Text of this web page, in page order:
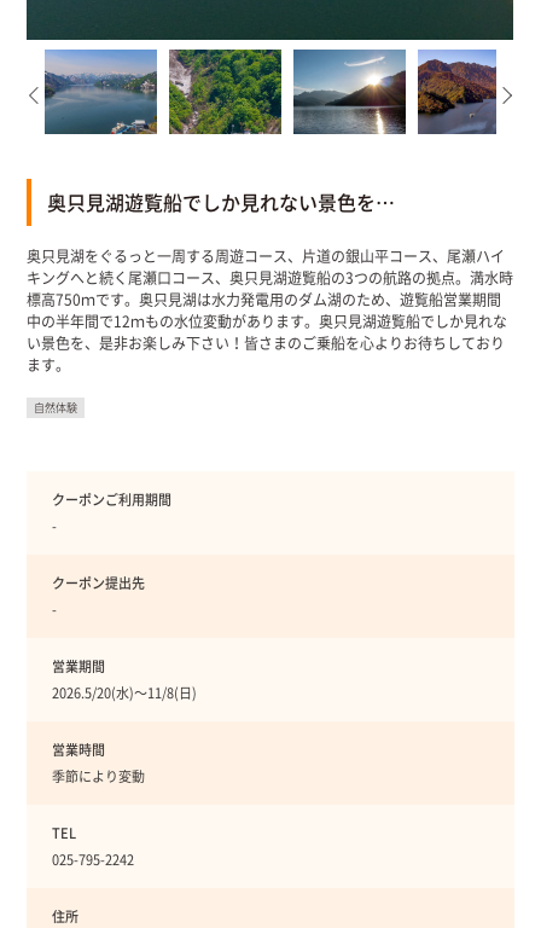
奥只見湖遊覧船でしか見れない景色を…
奥只見湖をぐるっと一周する周遊コース、片道の銀山平コース、尾瀬ハイ
キングへと続く尾瀬口コース、奥只見湖遊覧船の3つの航路の拠点。満水時
標高750ｍです。奥只見湖は水力発電用のダム湖のため、遊覧船営業期間
中の半年間で12ｍもの水位変動があります。奥只見湖遊覧船でしか見れな
い景色を、是非お楽しみ下さい！皆さまのご乗船を心よりお待ちしており
ます。
自然体験
クーポンご利用期間
-
クーポン提出先
-
営業期間
2026.5/20(水)〜11/8(日)
営業時間
季節により変動
TEL
025-795-2242
住所